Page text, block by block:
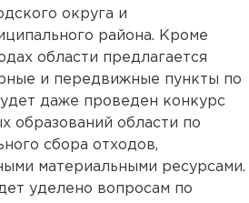
округа и
района. Кроме
области предлагается
и передвижные пункты по
даже проведен конкурс
образований области по
сбора отходов,
материальными ресурсами.
уделено вопросам по